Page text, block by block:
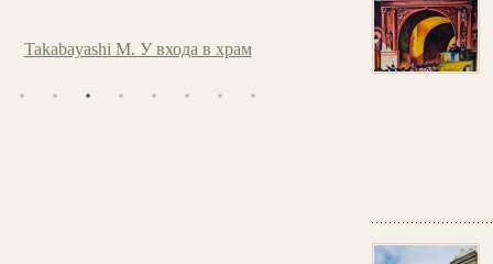
в храм
Маковский В.Е. Две сестры (Две
Laurens J.